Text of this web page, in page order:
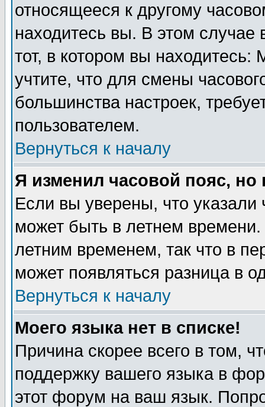
относящееся к другому
находитесь вы. В этом
тот, в котором вы
учтите, что для смены
большинства настроек,
пользователем.
Вернуться к началу
Я изменил часовой пояс,
Если вы уверены, что указали
может быть в летнем
летним временем, так что в
может появляться разница в
Вернуться к началу
Моего языка нет в списке!
Причина скорее всего в том,
поддержку вашего языка в
этот форум на ваш язык.